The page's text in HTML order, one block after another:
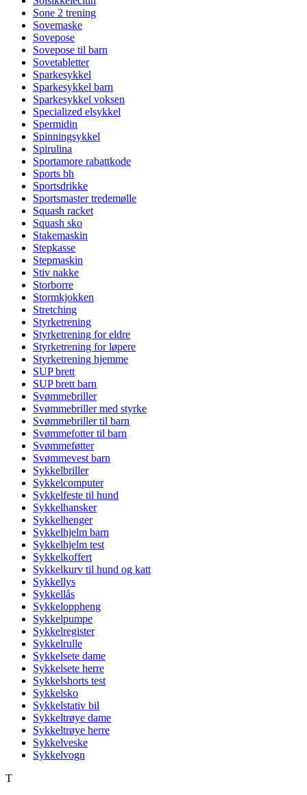
Sone 2 trening
Sovemaske
Sovepose
Sovepose til barn
Sovetabletter
Sparkesykkel
Sparkesykkel barn
Sparkesykkel voksen
Specialized elsykkel
Spermidin
Spinningsykkel
Spirulina
Sportamore rabattkode
Sports bh
Sportsdrikke
Sportsmaster tredemølle
Squash racket
Squash sko
Stakemaskin
Stepkasse
Stepmaskin
Stiv nakke
Storborre
Stormkjokken
Stretching
Styrketrening
Styrketrening for eldre
Styrketrening for løpere
Styrketrening hjemme
SUP brett
SUP brett barn
Svømmebriller
Svømmebriller med styrke
Svømmebriller til barn
Svømmefotter til barn
Svømmeføtter
Svømmevest barn
Sykkelbriller
Sykkelcomputer
Sykkelfeste til hund
Sykkelhansker
Sykkelhenger
Sykkelhjelm barn
Sykkelhjelm test
Sykkelkoffert
Sykkelkurv til hund og katt
Sykkellys
Sykkellås
Sykkeloppheng
Sykkelpumpe
Sykkelregister
Sykkelrulle
Sykkelsete dame
Sykkelsete herre
Sykkelshorts test
Sykkelsko
Sykkelstativ bil
Sykkeltrøye dame
Sykkeltrøye herre
Sykkelveske
Sykkelvogn
T